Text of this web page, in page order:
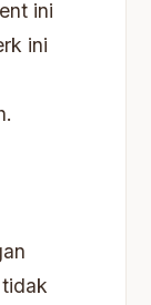
ini
ini